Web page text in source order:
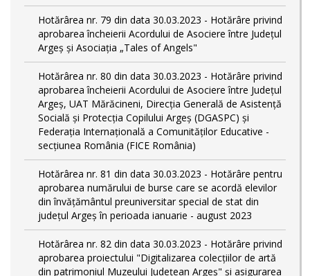
Hotărârea nr. 79 din data 30.03.2023 - Hotărâre privind
aprobarea încheierii Acordului de Asociere între Județul
Argeș și Asociația „Tales of Angels"
Hotărârea nr. 80 din data 30.03.2023 - Hotărâre privind
aprobarea încheierii Acordului de Asociere între Județul
Argeș, UAT Mărăcineni, Direcția Generală de Asistență
Socială și Protecția Copilului Argeș (DGASPC) și
Federația Internațională a Comunităților Educative -
secțiunea România (FICE România)
Hotărârea nr. 81 din data 30.03.2023 - Hotărâre pentru
aprobarea numărului de burse care se acordă elevilor
din învățământul preuniversitar special de stat din
județul Argeș în perioada ianuarie - august 2023
Hotărârea nr. 82 din data 30.03.2023 - Hotărâre privind
aprobarea proiectului "Digitalizarea colecțiilor de artă
din patrimoniul Muzeului Județean Argeș" și asigurarea